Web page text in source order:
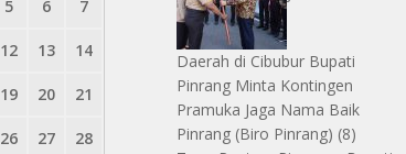
5 6 7
12 13 14
19 20 21
26 27 28
Daerah di Cibubur Bupati
Pinrang Minta Kontingen
Pramuka Jaga Nama Baik
Pinrang (Biro Pinrang) (8)